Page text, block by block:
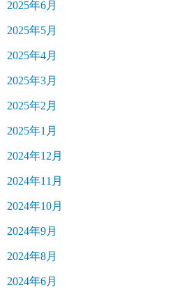
2025年6月
2025年5月
2025年4月
2025年3月
2025年2月
2025年1月
2024年12月
2024年11月
2024年10月
2024年9月
2024年8月
2024年6月